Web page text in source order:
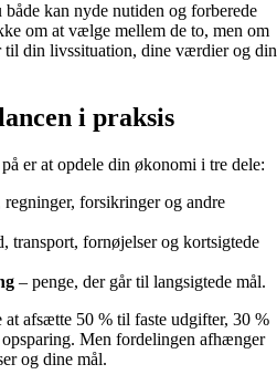
kan nyde nutiden og forberede
om at vælge mellem de to, men om
til din livssituation, dine værdier og din
i praksis
er at opdele din økonomi i tre dele:
regninger, forsikringer og andre
transport, fornøjelser og kortsigtede
– penge, der går til langsigtede mål.
afsætte 50 % til faste udgifter, 30 %
Men fordelingen afhænger
og dine mål.